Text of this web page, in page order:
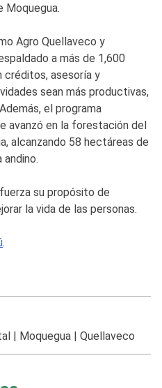
Moquegua.
Agro Quellaveco y
a más de 1,600
créditos, asesoría y
sean más productivas,
el programa
avanzó en la forestación del
alcanzando 58 hectáreas de
su propósito de
la vida de las personas.
.
| Moquegua| Quellaveco